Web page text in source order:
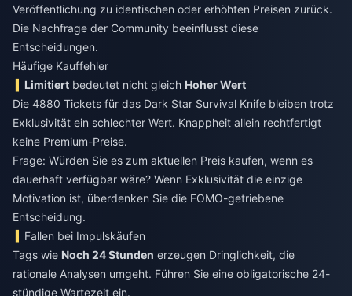
Veröffentlichung zu identischen oder erhöhten Preisen zurück.
Die Nachfrage der Community beeinflusst diese
Entscheidungen.
Häufige Kauffehler
Limitiert bedeutet nicht gleich Hoher Wert
Die 4880 Tickets für das Dark Star Survival Knife bleiben trotz
Exklusivität ein schlechter Wert. Knappheit allein rechtfertigt
keine Premium-Preise.
Frage: Würden Sie es zum aktuellen Preis kaufen, wenn es
dauerhaft verfügbar wäre? Wenn Exklusivität die einzige
Motivation ist, überdenken Sie die FOMO-getriebene
Entscheidung.
Fallen bei Impulskäufen
Tags wie Noch 24 Stunden erzeugen Dringlichkeit, die
rationale Analysen umgeht. Führen Sie eine obligatorische 24-
stündige Wartezeit ein.